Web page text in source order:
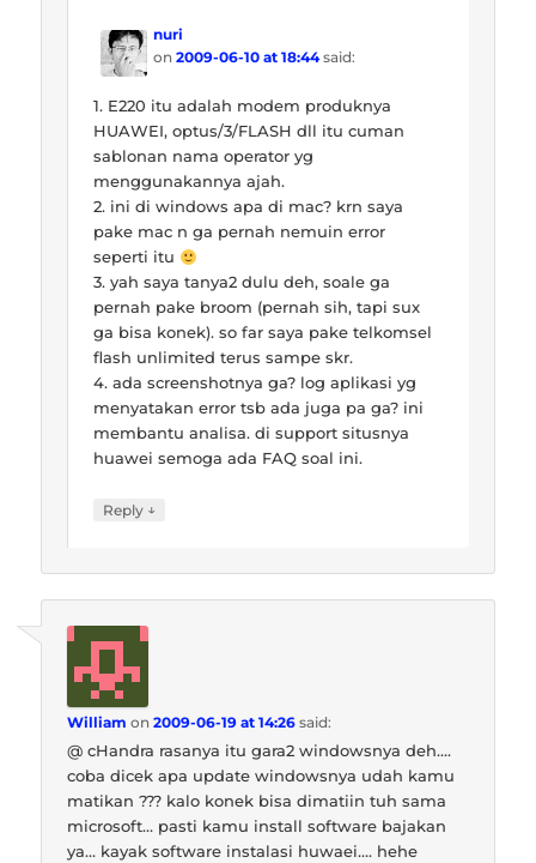
nuri
on2009-06-10 at 18:44 said:
1. E220 itu adalah modem produknya
HUAWEI, optus/3/FLASH dll itu cuman
sablonan nama operator yg
menggunakannya ajah.
2. ini di windows apa di mac? krn saya
pake mac n ga pernah nemuin error
seperti itu
3. yah saya tanya2 dulu deh, soale ga
pernah pake broom (pernah sih, tapi sux
ga bisa konek). so far saya pake telkomsel
flash unlimited terus sampe skr.
4. ada screenshotnya ga? log aplikasi yg
menyatakan error tsb ada juga pa ga? ini
membantu analisa. di support situsnya
huawei semoga ada FAQ soal ini.
Reply ↓
William on2009-06-19 at 14:26 said:
@ cHandra rasanya itu gara2 windowsnya deh….
coba dicek apa update windowsnya udah kamu
matikan ??? kalo konek bisa dimatiin tuh sama
microsoft… pasti kamu install software bajakan
ya… kayak software instalasi huwaei…. hehe